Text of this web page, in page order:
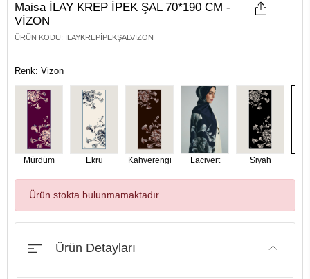
Maisa İLAY KREP İPEK ŞAL 70*190 CM -
VİZON
ÜRÜN KODU: İLAYKREPİPEKŞALVIZON
Renk: Vizon
Mürdüm Ekru Kahverengi Lacivert Siyah
Ürün stokta bulunmamaktadır.
Ürün Detayları